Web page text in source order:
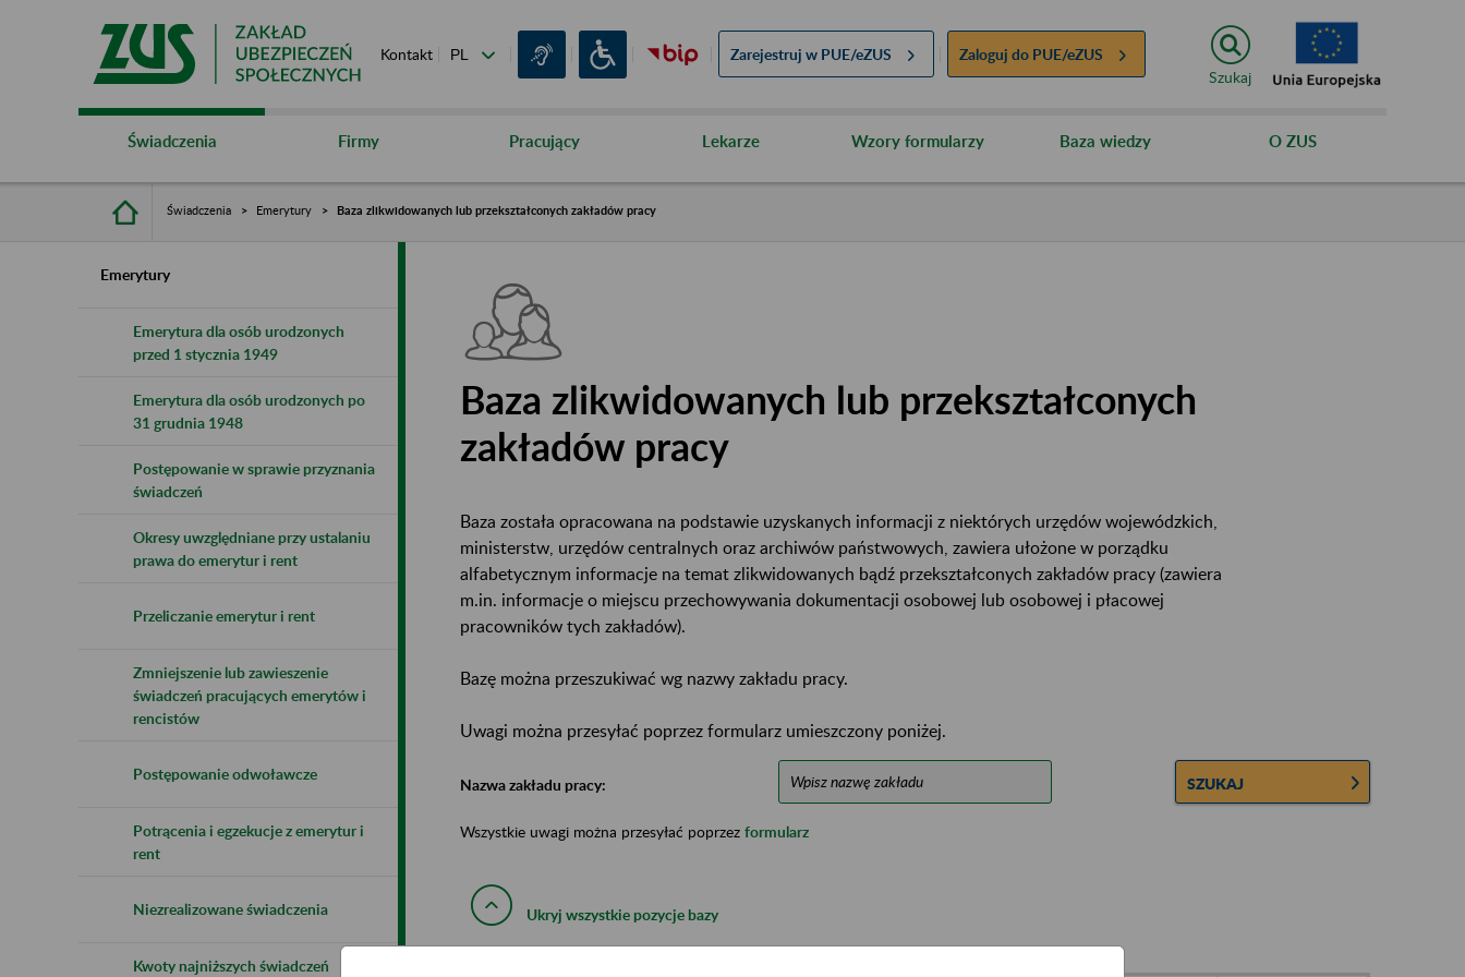
Kontakt Zarejestruj w PUE/eZUS Zaloguj do PUE/eZUS
Szukaj
Świadczenia Firmy Pracujący Lekarze Wzory formularzy Baza wiedzy O ZUS
Świadczenia Emerytury Baza zlikwidowanych lub przekształconych zakładów pracy
Emerytury
Emerytura dla osób urodzonych
przed 1 stycznia 1949
Emerytura dla osób urodzonych po
31 grudnia 1948
Postępowanie w sprawie przyznania
świadczeń
Okresy uwzględniane przy ustalaniu
prawa do emerytur i rent
Przeliczanie emerytur i rent
Zmniejszenie lub zawieszenie
świadczeń pracujących emerytów i
rencistów
Postępowanie odwoławcze
Potrącenia i egzekucje z emerytur i
rent
Niezrealizowane świadczenia
Kwoty najniższych świadczeń
Baza zlikwidowanych lub przekształconych
zakładów pracy
Baza została opracowana na podstawie uzyskanych informacji z niektórych urzędów wojewódzkich,
ministerstw, urzędów centralnych oraz archiwów państwowych, zawiera ułożone w porządku
alfabetycznym informacje na temat zlikwidowanych bądź przekształconych zakładów pracy (zawiera
m.in. informacje o miejscu przechowywania dokumentacji osobowej lub osobowej i płacowej
pracowników tych zakładów).
Bazę można przeszukiwać wg nazwy zakładu pracy.
Uwagi można przesyłać poprzez formularz umieszczony poniżej.
Nazwa zakładu pracy: SZUKAJ
Wszystkie uwagi można przesyłać poprzez formularz
Ukryj wszystkie pozycje bazy